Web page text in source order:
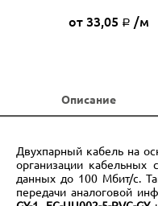
от 33,05 Р /м
Описание
Двухпарный кабель на
организации кабельных
данных до 100 Мбит/c.
передачи аналоговой